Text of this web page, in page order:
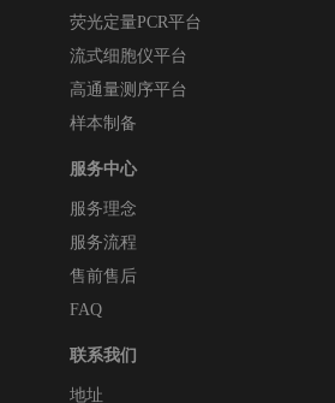
荧光定量PCR平台
流式细胞仪平台
高通量测序平台
样本制备
服务中心
服务理念
服务流程
售前售后
FAQ
联系我们
地址